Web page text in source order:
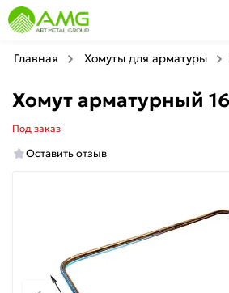
Главная Хомуты для арматуры
Хомут арматурный
Под заказ
Оставить отзыв